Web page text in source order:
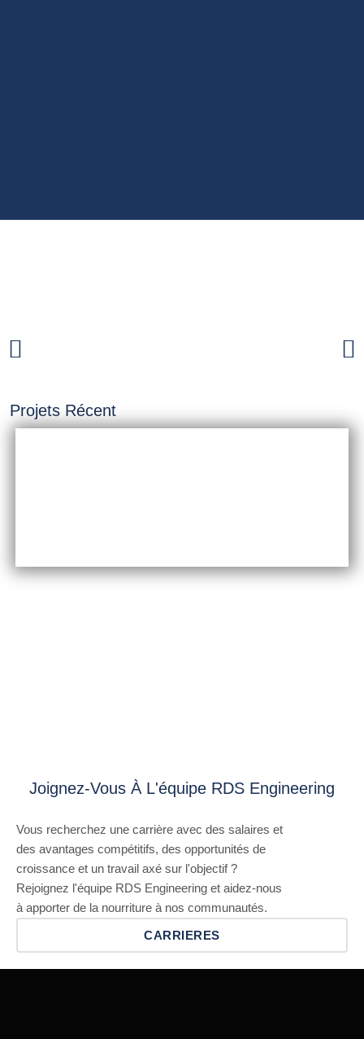
Projets Récent
Joignez-Vous À L'équipe RDS Engineering
Vous recherchez une carrière avec des salaires et
des avantages compétitifs, des opportunités de
croissance et un travail axé sur l'objectif ?
Rejoignez l'équipe RDS Engineering et aidez-nous
à apporter de la nourriture à nos communautés.
CARRIERES